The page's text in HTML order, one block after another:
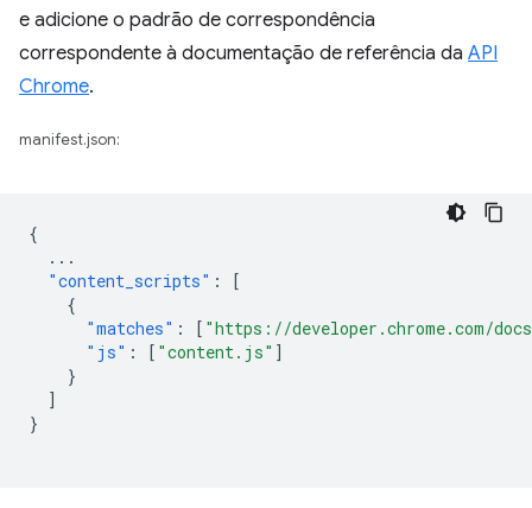
e adicione o padrão de correspondência
correspondente à documentação de referência da API
Chrome.
manifest.json:
{
...
"content_scripts" :
[
{
"matches" : [ "https://developer.chrome.com/
"js" : [ "content.js" ]
}
]
}